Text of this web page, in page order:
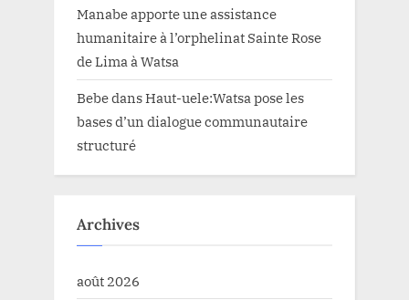
Manabe apporte une assistance
humanitaire à l’orphelinat Sainte Rose
de Lima à Watsa
BebedansHaut-uele:Watsa pose les
bases d’un dialogue communautaire
structuré
Archives
août 2026